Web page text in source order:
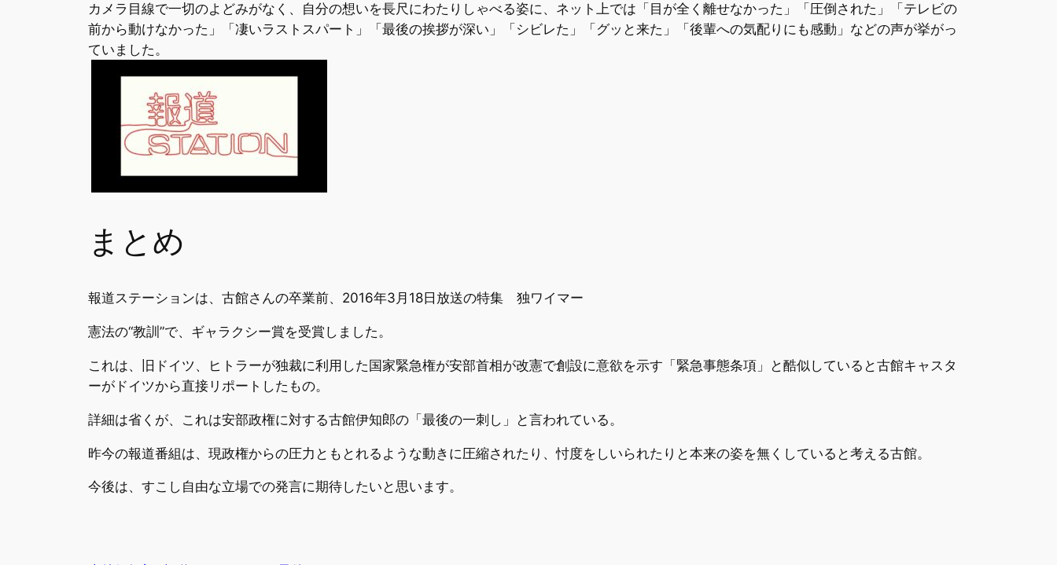
カメラ目線で一切のよどみがなく、自分の想いを長尺にわたりしゃべる姿に、ネット上では「目が全く離せなかった」「圧倒された」「テレビの
前から動けなかった」「凄いラストスパート」「最後の挨拶が深い」「シビレた」「グッと来た」「後輩への気配りにも感動」などの声が挙がっ
ていました。
まとめ
報道ステーションは、古館さんの卒業前、2016年3月18日放送の特集 独ワイマー
憲法の“教訓”で、ギャラクシー賞を受賞しました。
これは、旧ドイツ、ヒトラーが独裁に利用した国家緊急権が安部首相が改憲で創設に意欲を示す「緊急事態条項」と酷似していると古館キャスタ
ーがドイツから直接リポートしたもの。
詳細は省くが、これは安部政権に対する古館伊知郎の「最後の一刺し」と言われている。
昨今の報道番組は、現政権からの圧力ともとれるような動きに圧縮されたり、忖度をしいられたりと本来の姿を無くしていると考える古館。
今後は、すこし自由な立場での発言に期待したいと思います。